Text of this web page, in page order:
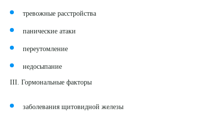
тревожные расстройства
панические атаки
переутомление
недосыпание
III. Гормональные факторы
заболевания щитовидной железы